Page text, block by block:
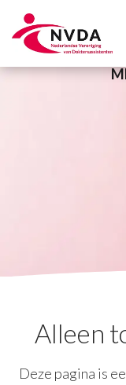
Seks-
Alleen
Deze pagina is